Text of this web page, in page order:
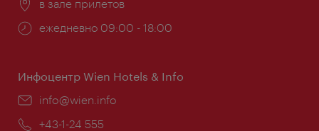
Расположение:
в зале прилетов
Часы
ежедневно 09:00 - 18:00
Инфоцентр Wien Hotels & Info
Эл.
info@wien.info
Телефон:
+43-1-24 555